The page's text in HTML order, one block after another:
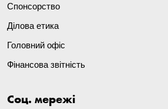
Спонсорство
Ділова етика
Головний офіс
Фінансова звітність
Соц. мережі